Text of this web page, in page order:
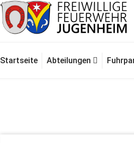
Startseite
Abteilungen